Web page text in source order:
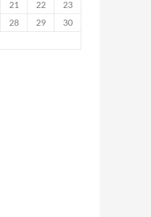
21 22
23
28 29
30